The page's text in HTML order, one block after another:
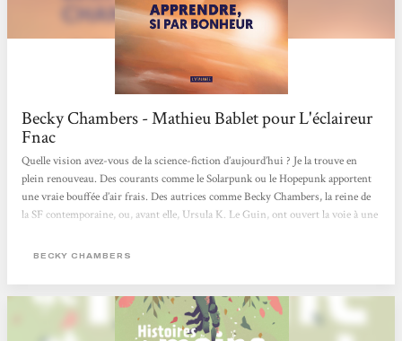
Becky Chambers - Mathieu Bablet pour L'éclaireur
Fnac
Quelle vision avez-vous de la science-fiction d’aujourd’hui ? Je la trouve en
plein renouveau. Des courants comme le Solarpunk ou le Hopepunk apportent
une vraie bouffée d’air frais. Des autrices comme Becky Chambers, la reine de
la SF contemporaine, ou, avant elle, Ursula K. Le Guin, ont ouvert la voie à une
académique. C’est ce courant-là qui m’intéresse aujourd’hui, celui qui s’empare
Mathieu Bablet > Lire tout l'article <
BECKY CHAMBERS